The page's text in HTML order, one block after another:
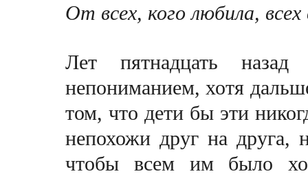
От всех, кого любила,
Лет пятнадцать
непониманием, хотя
том, что дети бы эти
непохожи друг на друга,
чтобы всем им было